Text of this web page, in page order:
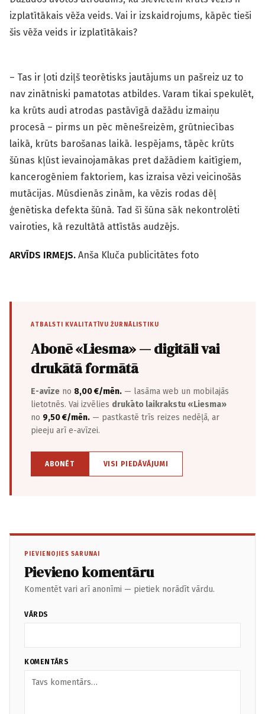
izplatītākais vēža veids. Vai ir izskaidrojums, kāpēc tieši
šis vēža veids ir izplatītākais?
– Tas ir ļoti dziļš teorētisks jautājums un pašreiz uz to
nav zinātniski pamatotas atbildes. Varam tikai spekulēt,
ka krūts audi atrodas pastāvīgā dažādu izmaiņu
procesā – pirms un pēc mēnešreizēm, grūtniecības
laikā, krūts barošanas laikā. Iespējams, tāpēc krūts
šūnas kļūst ievainojamākas pret dažādiem kaitīgiem,
kancerogēniem faktoriem, kas izraisa vēzi veicinošās
mutācijas. Mūsdienās zinām, ka vēzis rodas dēļ
ģenētiska defekta šūnā. Tad šī šūna sāk nekontrolēti
vairoties, kā rezultātā attīstās audzējs.
ARVĪDS IRMEJS. Anša Kluča publicitātes foto
ATBALSTI KVALITATĪVU ŽURNĀLISTIKU
Abonē «Liesma» — digitāli vai
drukātā formātā
E-avīze no 8,00 €/mēn. — lasāma web un mobilajās
lietotnēs. Vai izvēlies drukāto laikrakstu «Liesma»
no 9,50 €/mēn. — pastkastē trīs reizes nedēļā, ar
pieeju arī e-avīzei.
ABONĒT VISI PIEDĀVĀJUMI
PIEVIENOJIES SARUNAI
Pievieno komentāru
Komentēt vari arī anonīmi — pietiek norādīt vārdu.
VĀRDS
KOMENTĀRS